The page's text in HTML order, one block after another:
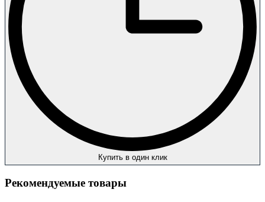
Купить в один клик
Рекомендуемые товары